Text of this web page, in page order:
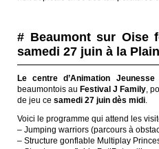
# Beaumont sur Oise
samedi 27 juin à la
Le centre d’Animation
beaumontois au Festival J Family,
de jeu ce samedi 27 juin dès midi.
Voici le programme qui attend les
– Jumping warriors (parcours à
– Structure gonflable Multiplay